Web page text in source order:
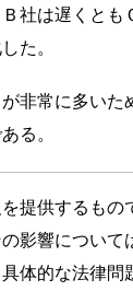
社は遅くと
た。
非常に多い
る。
提供するも
影響について
体的な法律